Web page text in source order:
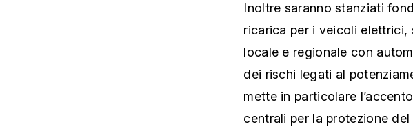
Inoltre saranno stanziati
ricarica per i veicoli
locale e regionale con
dei rischi legati al
mette in particolare
centrali per la protezione del